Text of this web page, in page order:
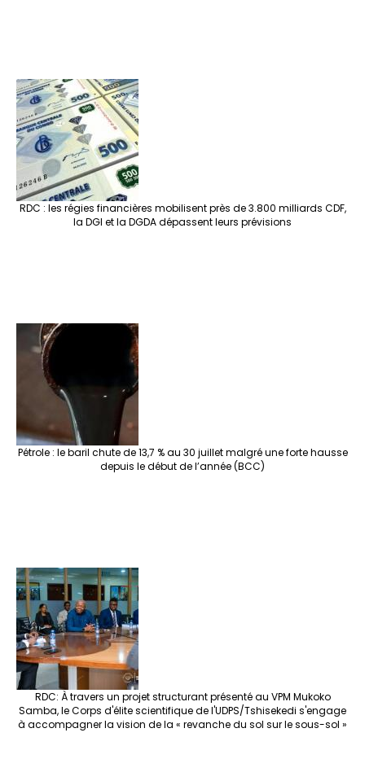
RDC : les régies financières mobilisent près de 3.800 milliards CDF,
la DGI et la DGDA dépassent leurs prévisions
Pétrole : le baril chute de 13,7 % au 30 juillet malgré une forte hausse
depuis le début de l’année (BCC)
RDC: À travers un projet structurant présenté au VPM Mukoko
Samba, le Corps d'élite scientifique de l'UDPS/Tshisekedi s'engage
à accompagner la vision de la « revanche du sol sur le sous-sol »